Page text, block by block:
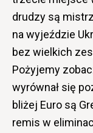
drudzy są
na wyjeździe
bez wielkich
Pożyjemy
wyrównał się
bliżej Euro są
remis w